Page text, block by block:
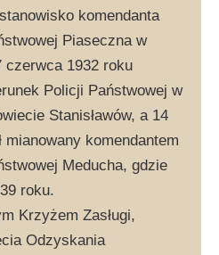
komendanta
Piaseczna w
czerwca 1932 roku
Policji Państwowej w
Stanisławów, a 14
mianowany komendantem
Meducha, gdzie
roku.
Krzyżem Zasługi,
Odzyskania